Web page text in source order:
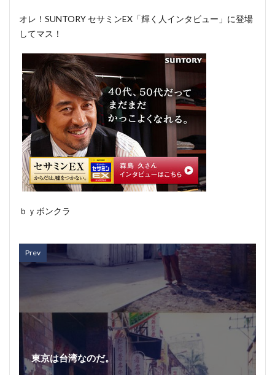
オレ！SUNTORY セサミンEX「輝く人インタビュー」に登場
してマス！
ｂｙボンクラ
Prev
東京は台湾なのだ。